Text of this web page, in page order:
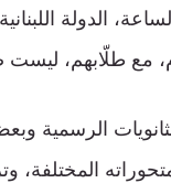
الدولة
مع طلّابهم، ليست
الرسمية